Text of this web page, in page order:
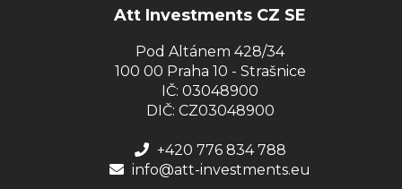
Att Investments CZ SE
Pod Altánem 428/34
100 00 Praha 10 - Strašnice
IČ: 03048900
DIČ: CZ03048900
+420 776 834 788
info@att-investments.eu